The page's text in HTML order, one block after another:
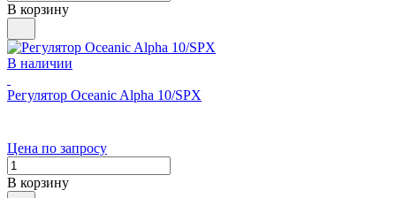
В корзину
В наличии
Регулятор Oceanic Alpha 10/SPX
Цена по запросу
В корзину